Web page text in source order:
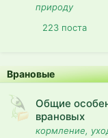
природу
223 поста
Врановые
Общие
врановых
кормление,